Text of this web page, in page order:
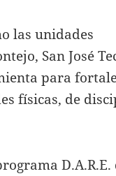
las unidades
San José
para
físicas, de
D.A.R.E.